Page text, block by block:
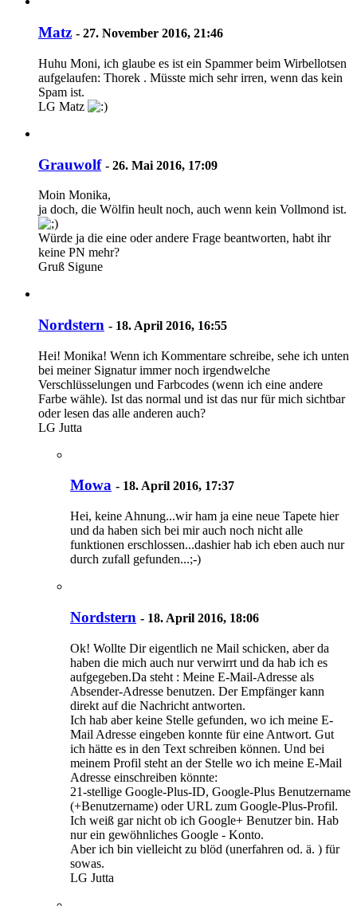
Matz - 27. November 2016, 21:46
Huhu Moni, ich glaube es ist ein Spammer beim Wirbellotsen
aufgelaufen: Thorek . Müsste mich sehr irren, wenn das kein
Spam ist.
LG Matz
Grauwolf - 26. Mai 2016, 17:09
Moin Monika,
ja doch, die Wölfin heult noch, auch wenn kein Vollmond ist.
Würde ja die eine oder andere Frage beantworten, habt ihr
keine PN mehr?
Gruß Sigune
Nordstern - 18. April 2016, 16:55
Hei! Monika! Wenn ich Kommentare schreibe, sehe ich unten
bei meiner Signatur immer noch irgendwelche
Verschlüsselungen und Farbcodes (wenn ich eine andere
Farbe wähle). Ist das normal und ist das nur für mich sichtbar
oder lesen das alle anderen auch?
LG Jutta
Mowa - 18. April 2016, 17:37
Hei, keine Ahnung...wir ham ja eine neue Tapete hier
und da haben sich bei mir auch noch nicht alle
funktionen erschlossen...dashier hab ich eben auch nur
durch zufall gefunden...;-)
Nordstern - 18. April 2016, 18:06
Ok! Wollte Dir eigentlich ne Mail schicken, aber da
haben die mich auch nur verwirrt und da hab ich es
aufgegeben.Da steht : Meine E-Mail-Adresse als
Absender-Adresse benutzen. Der Empfänger kann
direkt auf die Nachricht antworten.
Ich hab aber keine Stelle gefunden, wo ich meine E-
Mail Adresse eingeben konnte für eine Antwort. Gut
ich hätte es in den Text schreiben können. Und bei
meinem Profil steht an der Stelle wo ich meine E-Mail
Adresse einschreiben könnte:
21-stellige Google-Plus-ID, Google-Plus Benutzername
(+Benutzername) oder URL zum Google-Plus-Profil.
Ich weiß gar nicht ob ich Google+ Benutzer bin. Hab
nur ein gewöhnliches Google - Konto.
Aber ich bin vielleicht zu blöd (unerfahren od. ä. ) für
sowas.
LG Jutta